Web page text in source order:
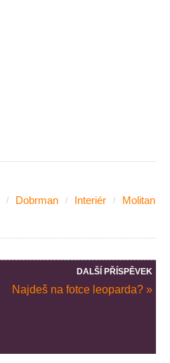
Dobrman Interiér
Molitan
DALŠÍ PŘÍSPĚVEK
Najdeš na fotce leoparda? »